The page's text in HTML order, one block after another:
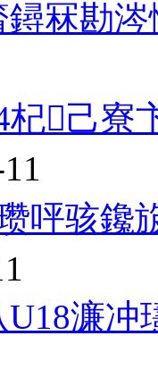
冧勘
己寮
呯骇鑱
濂冲